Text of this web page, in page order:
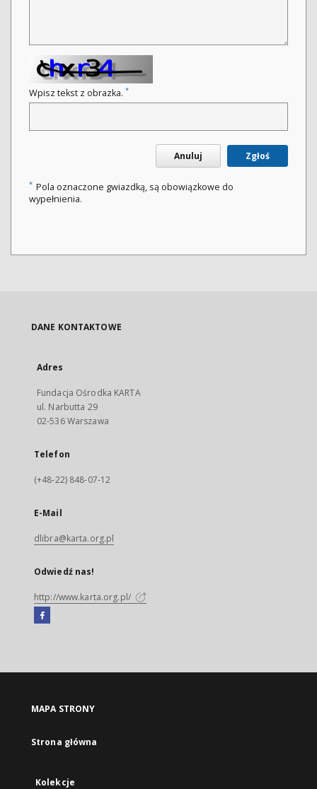
Wpisz tekst z obrazka. *
Anuluj Zgłoś
* Pola oznaczone gwiazdką, są obowiązkowe do
wypełnienia.
DANE KONTAKTOWE
Adres
Fundacja Ośrodka KARTA
ul. Narbutta 29
02-536 Warszawa
Telefon
(+48-22) 848-07-12
E-Mail
dlibra@karta.org.pl
Odwiedź nas!
http://www.karta.org.pl/
Facebook
się
karcie
MAPA STRONY
Strona główna
Kolekcje